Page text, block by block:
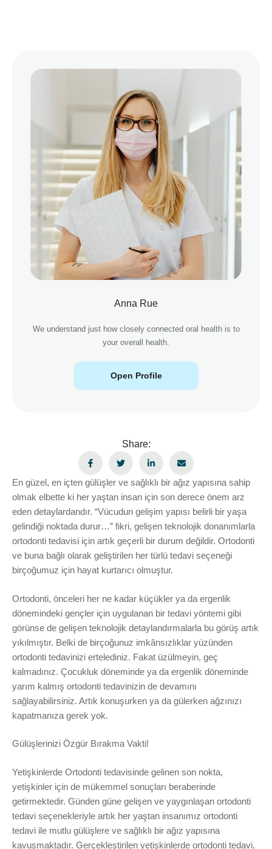
Anna Rue
We understand just how closely connected oral health is to
your overall health.
Open Profile
Share:
En güzel, en içten gülüşler ve sağlıklı bir ağız yapısına sahip
olmak elbette ki her yaştan insan için son derece önem arz
eden detaylardandır. “Vücudun gelişim yapısı belirli bir yaşa
gelindiği noktada durur…” fikri, gelişen teknolojik donanımlarla
ortodonti tedavisi için artık geçerli bir durum değildir. Ortodonti
ve buna bağlı olarak geliştirilen her türlü tedavi seçeneği
birçoğumuz için hayat kurtarıcı olmuştur.
Ortodonti, önceleri her ne kadar küçükler ya da ergenlik
dönemindeki gençler için uygulanan bir tedavi yöntemi gibi
görünse de gelişen teknolojik detaylandırmalarla bu görüş artık
yıkılmıştır. Belki de birçoğunuz imkânsızlıklar yüzünden
ortodonti tedavinizi ertelediniz. Fakat üzülmeyin, geç
kalmadınız. Çocukluk döneminde ya da ergenlik döneminde
yarım kalmış ortodonti tedavinizin de devamını
sağlayabilirsiniz. Artık konuşurken ya da gülerken ağzınızı
kapatmanıza gerek yok.
Gülüşlerinizi Özgür Bırakma Vakti!
Yetişkinlerde Ortodonti tedavisinde gelinen son nokta,
yetişkinler için de mükemmel sonuçları beraberinde
getirmektedir. Günden güne gelişen ve yaygınlaşan ortodonti
tedavi seçenekleriyle artık her yaştan insanımız ortodonti
tedavi ile mutlu gülüşlere ve sağlıklı bir ağız yapısına
kavuşmaktadır. Gerçekleştirilen yetişkinlerde ortodonti tedavi,